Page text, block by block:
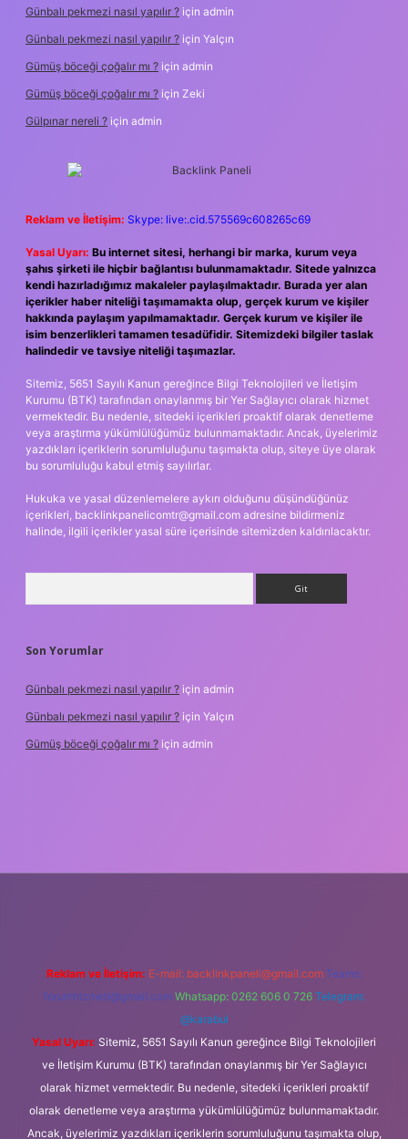
Günbalı pekmezi nasıl yapılır ? için admin
Günbalı pekmezi nasıl yapılır ? için Yalçın
Gümüş böceği çoğalır mı ? için admin
Gümüş böceği çoğalır mı ? için Zeki
Gülpınar nereli ? için admin
Reklam ve İletişim: Skype: live:.cid.575569c608265c69
Yasal Uyarı: Bu internet sitesi, herhangi bir marka, kurum veya
şahıs şirketi ile hiçbir bağlantısı bulunmamaktadır. Sitede yalnızca
kendi hazırladığımız makaleler paylaşılmaktadır. Burada yer alan
içerikler haber niteliği taşımamakta olup, gerçek kurum ve kişiler
hakkında paylaşım yapılmamaktadır. Gerçek kurum ve kişiler ile
isim benzerlikleri tamamen tesadüfidir. Sitemizdeki bilgiler taslak
halindedir ve tavsiye niteliği taşımazlar.
Sitemiz, 5651 Sayılı Kanun gereğince Bilgi Teknolojileri ve İletişim
Kurumu (BTK) tarafından onaylanmış bir Yer Sağlayıcı olarak hizmet
vermektedir. Bu nedenle, sitedeki içerikleri proaktif olarak denetleme
veya araştırma yükümlülüğümüz bulunmamaktadır. Ancak, üyelerimiz
yazdıkları içeriklerin sorumluluğunu taşımakta olup, siteye üye olarak
bu sorumluluğu kabul etmiş sayılırlar.
Hukuka ve yasal düzenlemelere aykırı olduğunu düşündüğünüz
içerikleri, backlinkpanelicomtr@gmail.com adresine bildirmeniz
halinde, ilgili içerikler yasal süre içerisinde sitemizden kaldırılacaktır.
Son Yorumlar
Günbalı pekmezi nasıl yapılır ? için admin
Günbalı pekmezi nasıl yapılır ? için Yalçın
Gümüş böceği çoğalır mı ? için admin
Reklam ve İletişim: E-mail: backlinkpaneli@gmail.com Teams:
forumhizmeti@gmail.com Whatsapp: 0262 606 0 726 Telegram:
@karabul
Yasal Uyarı: Sitemiz, 5651 Sayılı Kanun gereğince Bilgi Teknolojileri
ve İletişim Kurumu (BTK) tarafından onaylanmış bir Yer Sağlayıcı
olarak hizmet vermektedir. Bu nedenle, sitedeki içerikleri proaktif
olarak denetleme veya araştırma yükümlülüğümüz bulunmamaktadır.
Ancak, üyelerimiz yazdıkları içeriklerin sorumluluğunu taşımakta olup,